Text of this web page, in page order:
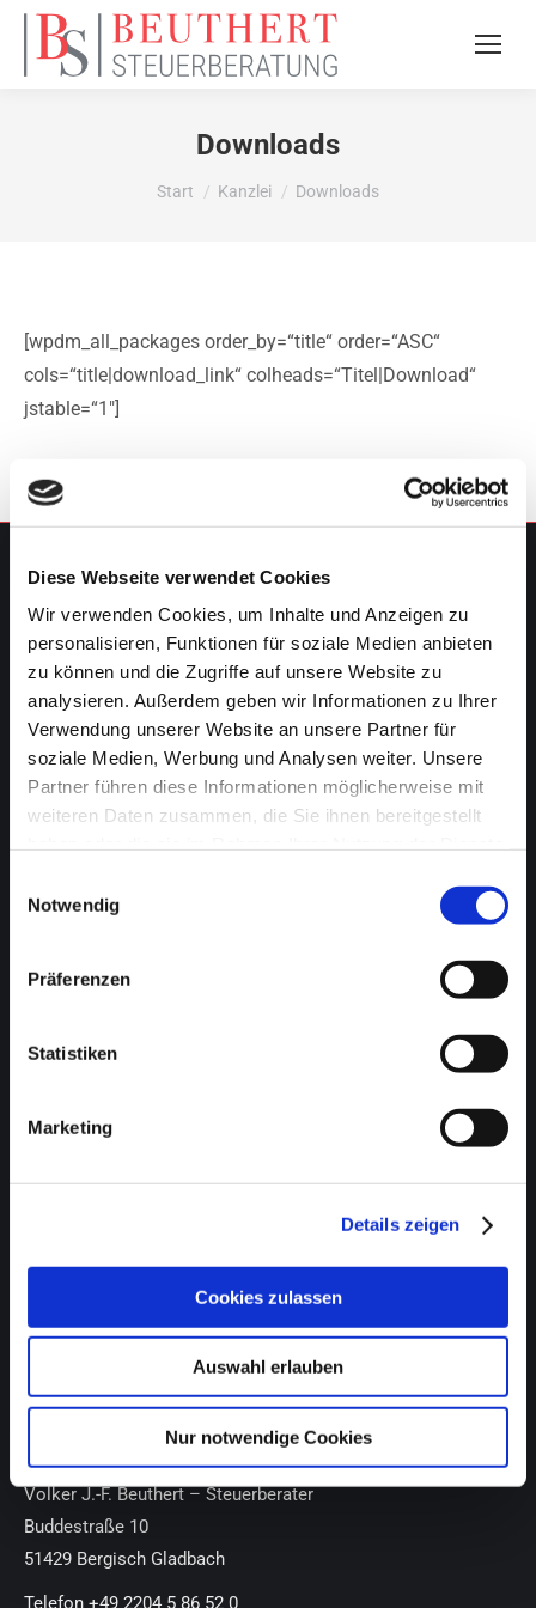
Diese Webseite verwendet Cookies
Wir verwenden Cookies, um Inhalte und Anzeigen zu
personalisieren, Funktionen für soziale Medien anbieten
zu können und die Zugriffe auf unsere Website zu
analysieren. Außerdem geben wir Informationen zu Ihrer
Verwendung unserer Website an unsere Partner für
soziale Medien, Werbung und Analysen weiter. Unsere
Partner führen diese Informationen möglicherweise mit
weiteren Daten zusammen, die Sie ihnen bereitgestellt
Notwendig
Präferenzen
Statistiken
Marketing
Details zeigen
Cookies zulassen
Auswahl erlauben
Nur notwendige Cookies
Downloads
Sie befinden sich hier:
Start Kanzlei Downloads
[wpdm_all_packages order_by=“title“ order=“ASC“
cols=“title|download_link“ colheads=“Titel|Download“
jstable=“1″]
Lohn- und Finanzbuchhaltung
Jahresabschlüsse und Steuererklärungen
Betriebsprüfungen
Betriebswirtschaftliche Beratung
Nachfolge und Erbe
FACHBERATUNG
Spezialfall Barkasse
KONTAKT
Beuthert Steuerberatung
Volker J.-F. Beuthert – Steuerberater
Buddestraße 10
51429 Bergisch Gladbach
Telefon +49 2204 5 86 52 0